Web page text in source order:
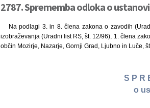
2787. Sprememba odloka o
Na podlagi 3. in 8. člena zakona o zavodih
izobraževanja (Uradni list RS, št. 12/96), 1. člena
občin Mozirje, Nazarje, Gornji Grad, Ljubno in Luče,
S P R
o